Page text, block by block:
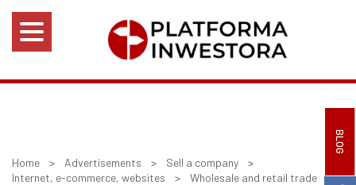
BLOG
Home > Advertisements > Sell a company >
Internet, e-commerce, websites > Wholesale and retail trade >